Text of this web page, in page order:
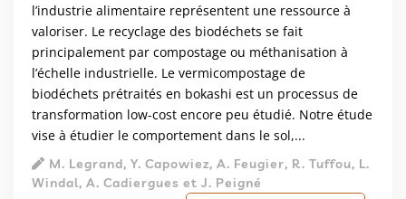
l’industrie alimentaire représentent une ressource à
valoriser. Le recyclage des biodéchets se fait
principalement par compostage ou méthanisation à
l’échelle industrielle. Le vermicompostage de
biodéchets prétraités en bokashi est un processus de
transformation low-cost encore peu étudié. Notre étude
vise à étudier le comportement dans le sol,...
M. Legrand, Y. Capowiez, A. Feugier, R. Tuffou, L.
Windal, A. Cadiergues et J. Peigné